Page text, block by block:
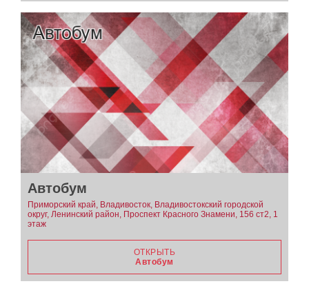
Автобум
Приморский край, Владивосток, Владивостокский городской
округ, Ленинский район, Проспект Красного Знамени, 156 ст2, 1
этаж
ОТКРЫТЬ
Автобум